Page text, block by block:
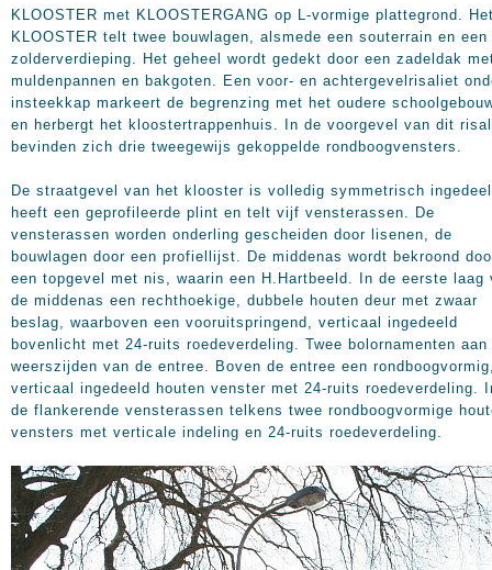
KLOOSTER met KLOOSTERGANG op L-vormige plattegrond.
KLOOSTER telt twee bouwlagen, alsmede een souterrain en een
zolderverdieping. Het geheel wordt gedekt door een zadeldak
muldenpannen en bakgoten. Een voor- en achtergevelrisaliet
insteekkap markeert de begrenzing met het oudere
en herbergt het kloostertrappenhuis. In de voorgevel van dit
bevinden zich drie tweegewijs gekoppelde rondboogvensters.
De straatgevel van het klooster is volledig symmetrisch
heeft een geprofileerde plint en telt vijf vensterassen. De
vensterassen worden onderling gescheiden door lisenen, de
bouwlagen door een profiellijst. De middenas wordt bekroond
een topgevel met nis, waarin een H.Hartbeeld. In de eerste laag
de middenas een rechthoekige, dubbele houten deur met zwaar
beslag, waarboven een vooruitspringend, verticaal ingedeeld
bovenlicht met 24-ruits roedeverdeling. Twee bolornamenten aan
weerszijden van de entree. Boven de entree een
verticaal ingedeeld houten venster met 24-ruits roedeverdeling.
de flankerende vensterassen telkens twee rondboogvormige
vensters met verticale indeling en 24-ruits roedeverdeling.